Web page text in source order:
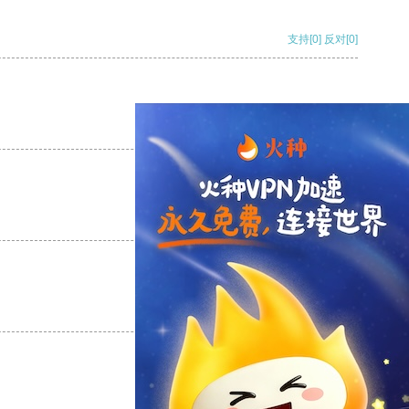
支持[0] 反对[0]
支持 [0] 反对[0]
支持[0] 反对
支持[0] 反对[0]